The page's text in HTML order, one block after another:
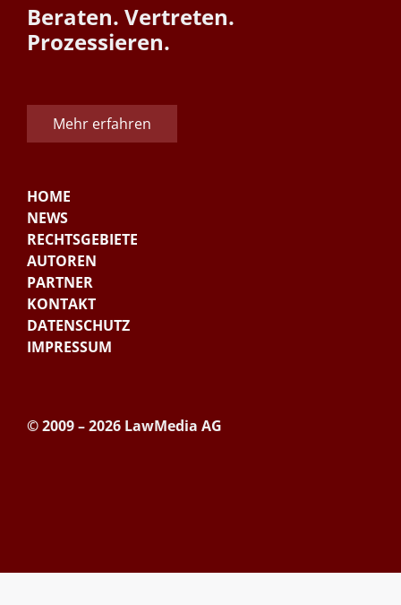
Beraten. Vertreten.
Prozessieren.
Mehr erfahren
HOME
NEWS
RECHTSGEBIETE
AUTOREN
PARTNER
KONTAKT
DATENSCHUTZ
IMPRESSUM
© 2009 – 2026 LawMedia AG